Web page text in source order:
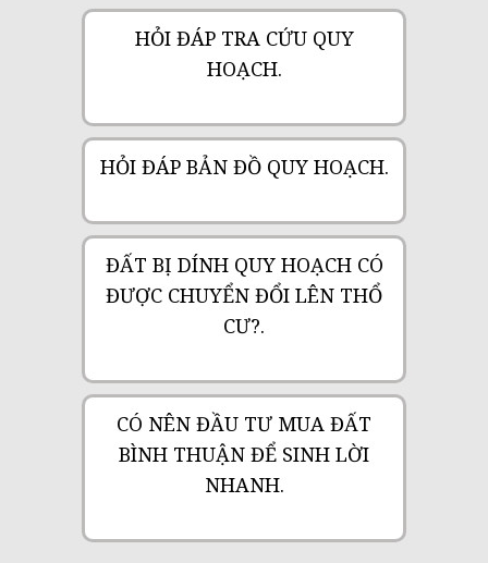
HỎI ĐÁP TRA CỨU QUY
HOẠCH.
HỎI ĐÁP BẢN ĐỒ QUY HOẠCH.
ĐẤT BỊ DÍNH QUY HOẠCH CÓ
ĐƯỢC CHUYỂN ĐỔI LÊN THỔ
CƯ?.
CÓ NÊN ĐẦU TƯ MUA ĐẤT
BÌNH THUẬN ĐỂ SINH LỜI
NHANH.